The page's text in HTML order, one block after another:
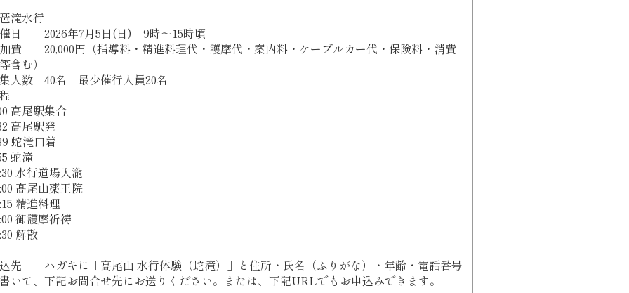
滝水行
日 2026年7月5日(日) 9時～15時頃
費 20,000円（指導料・精進料理代・護摩代・案内料・ケーブルカー代・保険料・消費
含む）
人数 40名 最少催行人員20名
高尾駅集合
高尾駅発
蛇滝口着
蛇滝
水行道場入瀧
髙尾山薬王院
精進料理
御護摩祈祷
解散
先 ハガキに「高尾山 水行体験（蛇滝）」と住所・氏名（ふりがな）・年齢・電話番号
いて、下記お問合せ先にお送りください。または、下記URLでもお申込みできます。